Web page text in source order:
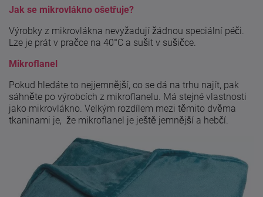
Jak se mikrovlákno ošetřuje?
Výrobky z mikrovlákna nevyžadují žádnou speciální péči.
Lze je prát v pračce na 40°C a sušit v sušičce.
Mikroflanel
Pokud hledáte to nejjemnější, co se dá na trhu najít, pak
sáhněte po výrobcích z mikroflanelu. Má stejné vlastnosti
jako mikrovlákno. Velkým rozdílem mezi těmito dvěma
tkaninami je, že mikroflanel je ještě jemnější a hebčí.